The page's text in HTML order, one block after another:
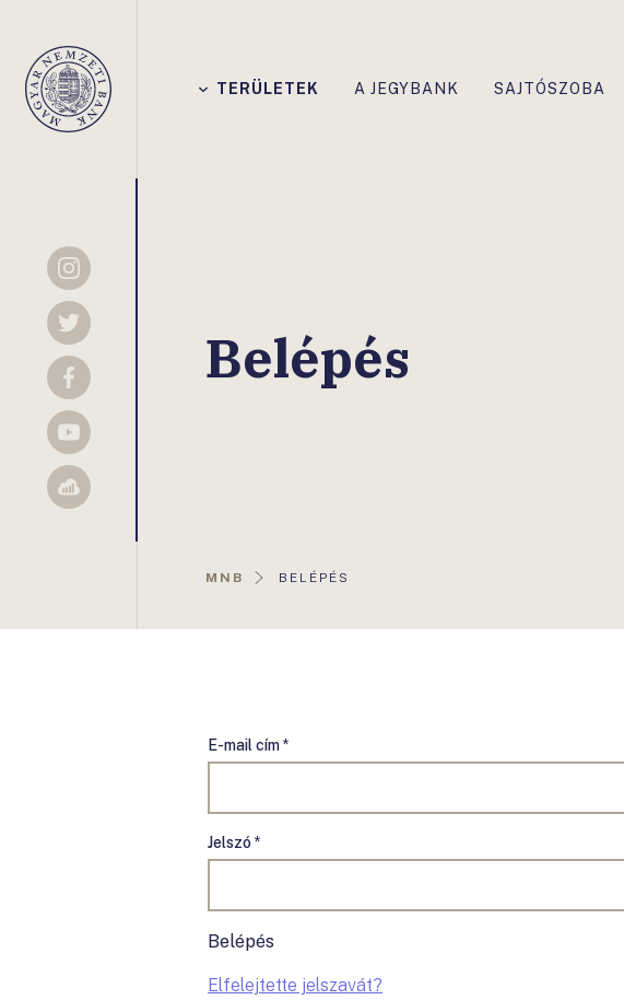
Magyar
Nemzeti
TERÜLETEK A JEGYBANK SAJTÓSZOBA
Instagram
Twitter
Facebook
YouTube
Sellsy
Belépés
MNB
AKTUÁLIS
BELÉPÉS
E-mail cím *
Jelszó *
Belépés
Elfelejtette jelszavát?